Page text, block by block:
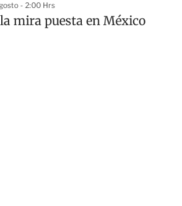
- 2:00 Hrs
mira puesta en México